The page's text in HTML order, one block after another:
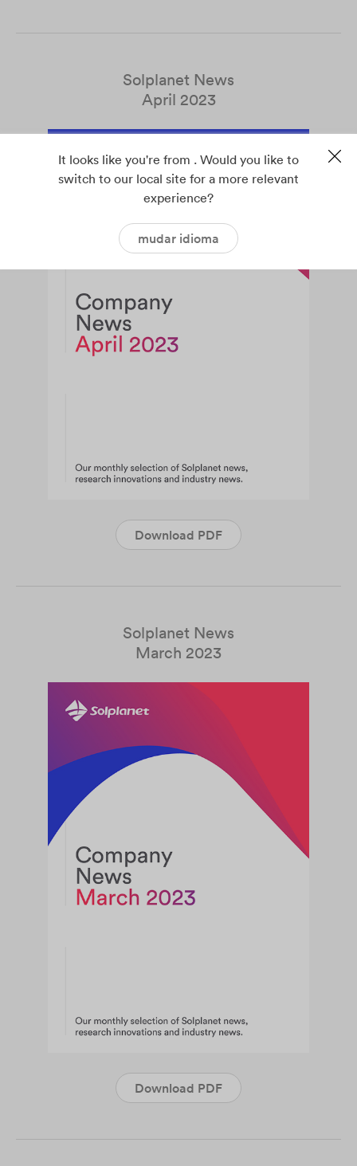
Solplanet News
April 2023
Download PDF
Solplanet News
March 2023
Download PDF
It looks like you're from . Would you like to
switch to our local site for a more relevant
experience?
mudar idioma